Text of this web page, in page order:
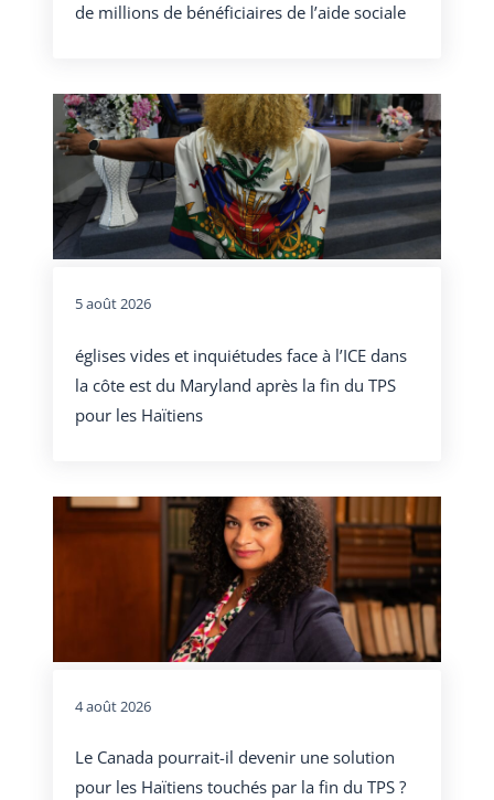
de millions de bénéficiaires de l’aide sociale
5 août 2026
églises vides et inquiétudes face à l’ICE dans
la côte est du Maryland après la fin du TPS
pour les Haïtiens
4 août 2026
Le Canada pourrait-il devenir une solution
pour les Haïtiens touchés par la fin du TPS ?